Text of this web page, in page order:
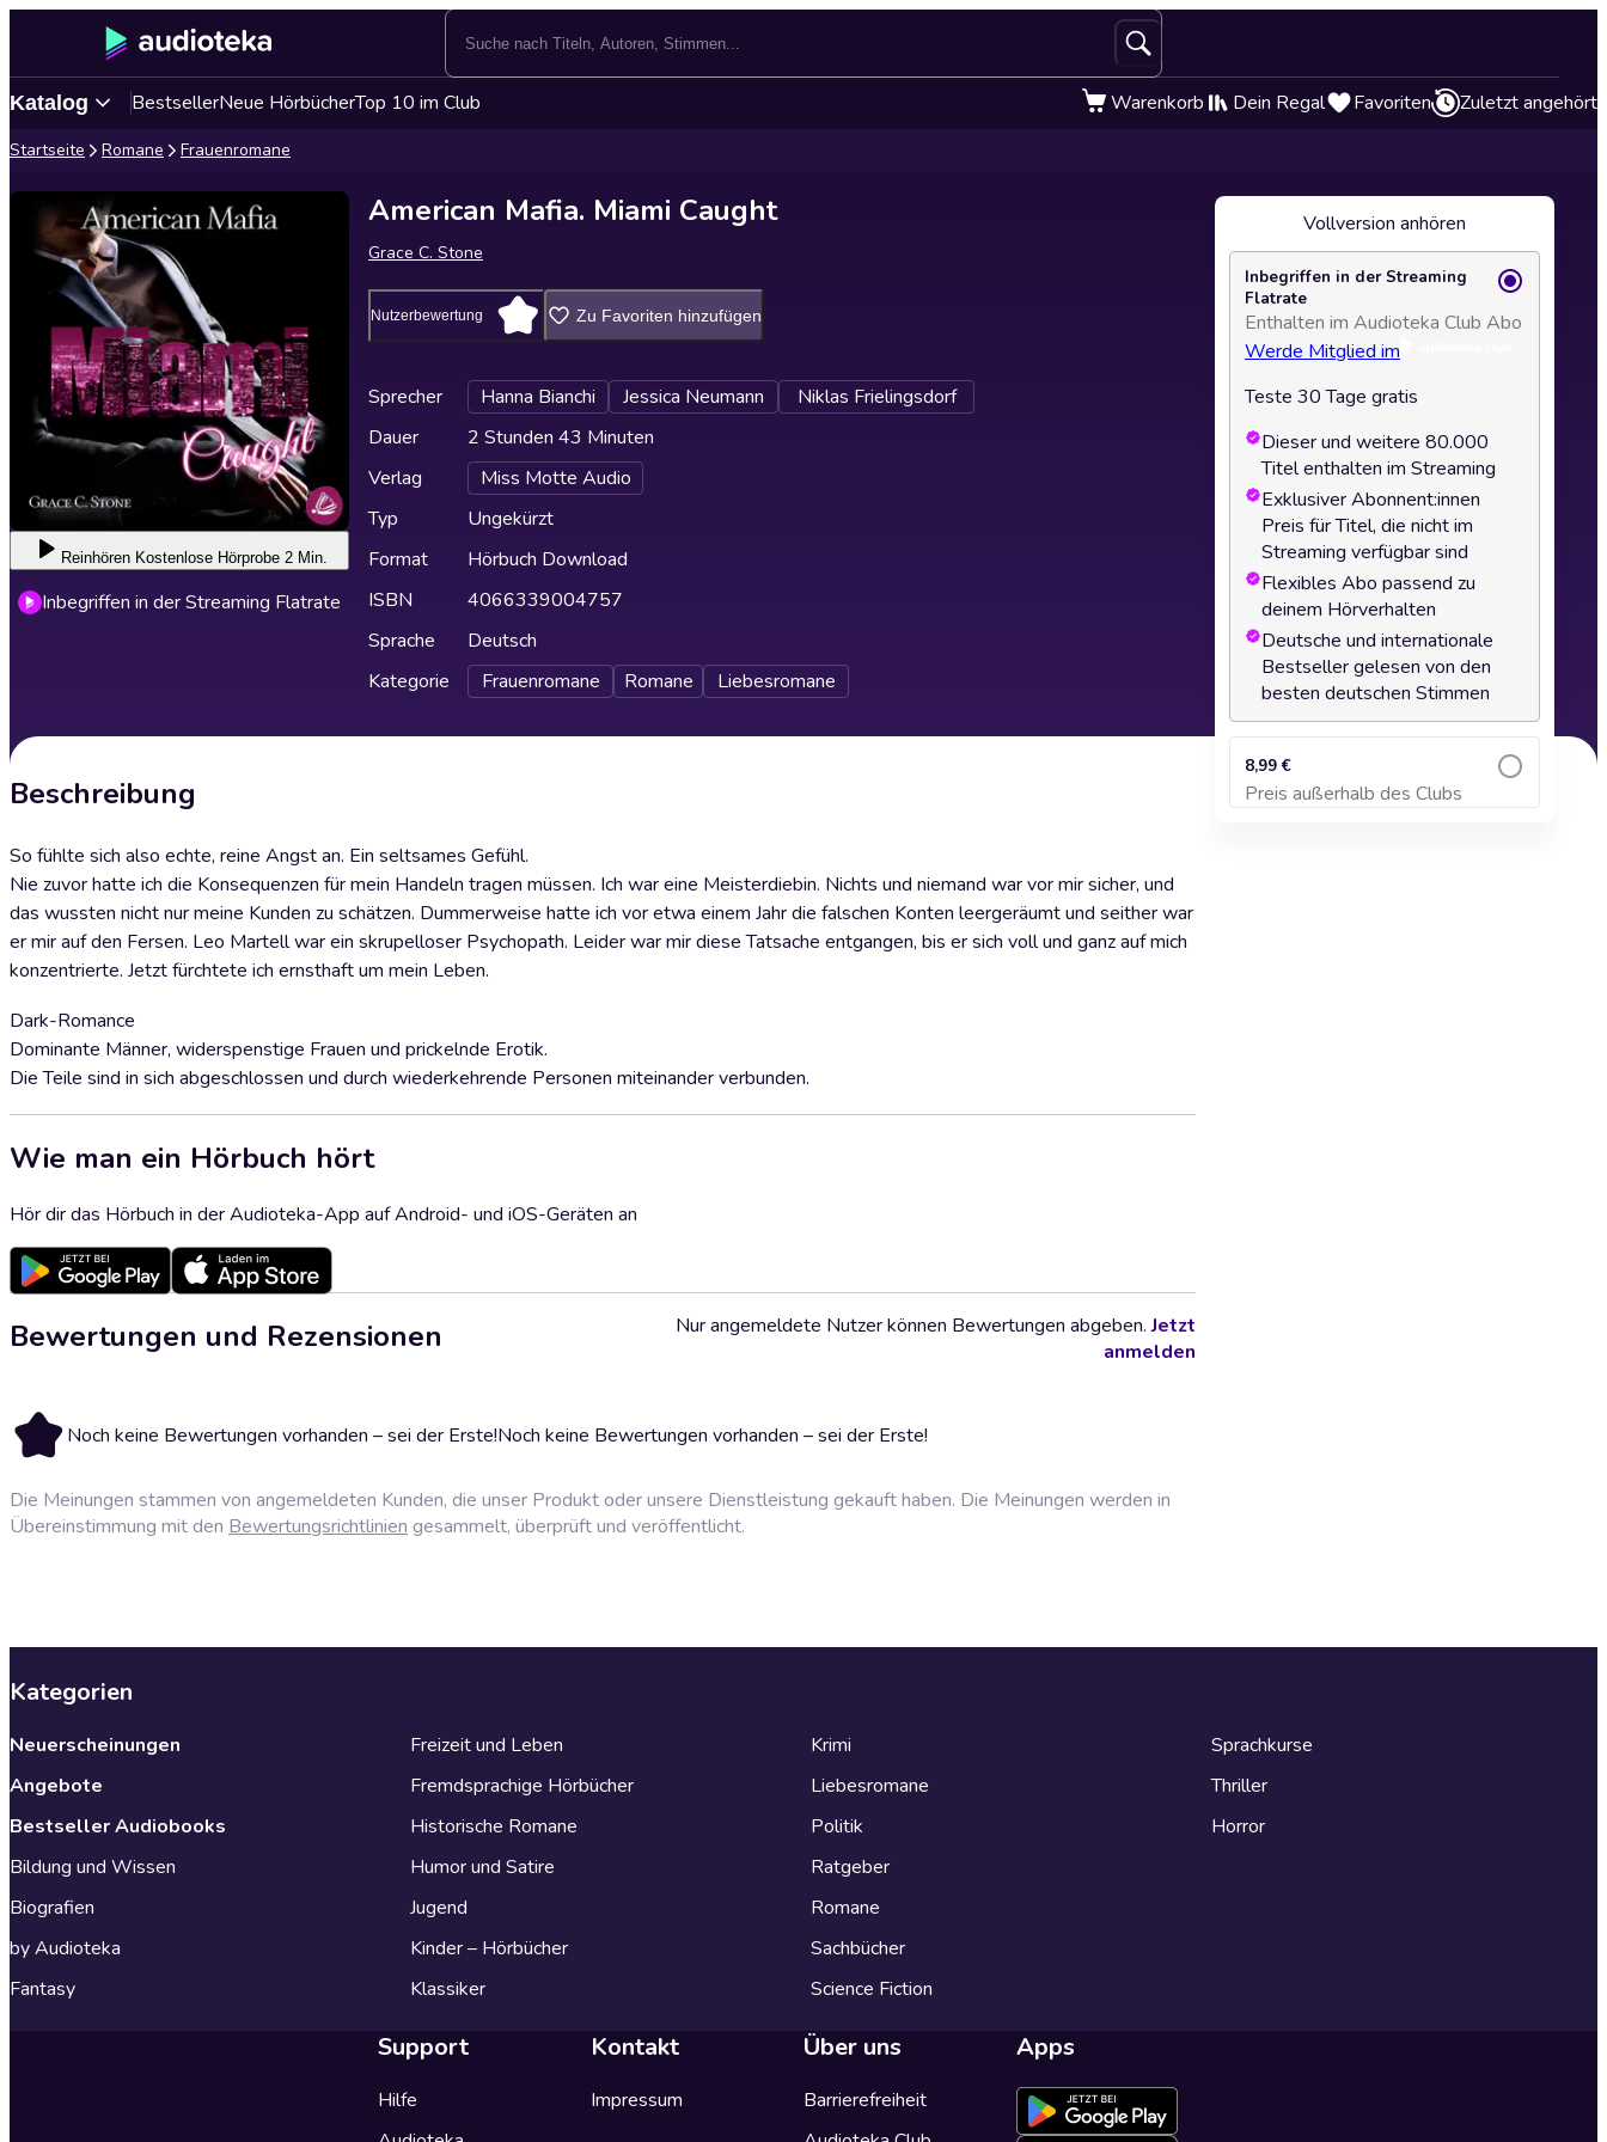
Katalog BestsellerNeue HörbücherTop 10 im Club Warenkorb Dein Regal Favoriten Zuletzt angehört
Startseite Romane Frauenromane
Reinhören Kostenlose Hörprobe 2 Min.
Inbegriffen in der Streaming Flatrate
American Mafia. Miami Caught
Grace C. Stone
Nutzerbewertung Zu Favoriten hinzufügen
Sprecher Hanna Bianchi Jessica Neumann
Niklas Frielingsdorf
Dauer
2 Stunden 43 Minuten
Verlag
Miss Motte Audio
Typ
Ungekürzt
Format
Hörbuch Download
ISBN
4066339004757
Sprache
Deutsch
Kategorie
Frauenromane Romane Liebesromane
Beschreibung
So fühlte sich also echte, reine Angst an. Ein seltsames Gefühl.
Nie zuvor hatte ich die Konsequenzen für mein Handeln tragen müssen. Ich war eine Meisterdiebin. Nichts und niemand war vor mir sicher, und
das wussten nicht nur meine Kunden zu schätzen. Dummerweise hatte ich vor etwa einem Jahr die falschen Konten leergeräumt und seither war
er mir auf den Fersen. Leo Martell war ein skrupelloser Psychopath. Leider war mir diese Tatsache entgangen, bis er sich voll und ganz auf mich
konzentrierte. Jetzt fürchtete ich ernsthaft um mein Leben.
Dark-Romance
Dominante Männer, widerspenstige Frauen und prickelnde Erotik.
Die Teile sind in sich abgeschlossen und durch wiederkehrende Personen miteinander verbunden.
Wie man ein Hörbuch hört
Hör dir das Hörbuch in der Audioteka-App auf Android- und iOS-Geräten an
Bewertungen und Rezensionen
Noch keine Bewertungen vorhanden – sei der Erste!Noch keine Bewertungen vorhanden – sei der Erste!
Nur angemeldete Nutzer können Bewertungen abgeben.Jetzt
anmelden
Die Meinungen stammen von angemeldeten Kunden, die unser Produkt oder unsere Dienstleistung gekauft haben. Die Meinungen werden in
Übereinstimmung mit den Bewertungsrichtlinien gesammelt, überprüft und veröffentlicht.
Vollversion anhören
Inbegriffen in der Streaming
Flatrate
Enthalten im Audioteka Club Abo
Werde Mitglied im
Teste 30 Tage gratis
Dieser und weitere 80.000
Titel enthalten im Streaming
Exklusiver Abonnent:innen
Preis für Titel, die nicht im
Streaming verfügbar sind
Flexibles Abo passend zu
deinem Hörverhalten
Deutsche und internationale
Bestseller gelesen von den
besten deutschen Stimmen
8,99 €
Preis außerhalb des Clubs
Zum Warenkorb hinzufügen
Kategorien
Neuerscheinungen
Angebote
Bestseller Audiobooks
Bildung und Wissen
Biografien
by Audioteka
Fantasy
Freizeit und Leben
Fremdsprachige Hörbücher
Historische Romane
Humor und Satire
Jugend
Kinder – Hörbücher
Klassiker
Krimi
Liebesromane
Politik
Ratgeber
Romane
Sachbücher
Science Fiction
Sprachkurse
Thriller
Horror
Support
Hilfe
Kontakt
Impressum
Über uns
Barrierefreiheit
Apps